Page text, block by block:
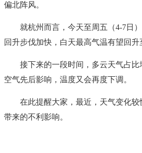
偏北阵风。
就杭州而言，今天至周五（4-7日
回升步伐加快，白天最高气温有望回升
接下来的一段时间，多云天气占
空气先后影响，温度又会再度下调。
在此提醒大家，最近，天气变化
带来的不利影响。